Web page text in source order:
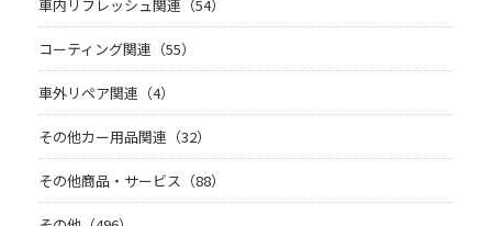
車内リフレッシュ関連（54）
コーティング関連（55）
車外リペア関連（4）
その他カー用品関連（32）
その他商品・サービス（88）